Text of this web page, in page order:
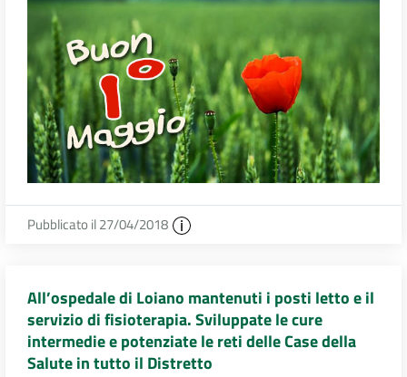
Pubblicato il 27/04/2018
All’ospedale di Loiano mantenuti i posti letto e il
servizio di fisioterapia. Sviluppate le cure
intermedie e potenziate le reti delle Case della
Salute in tutto il Distretto